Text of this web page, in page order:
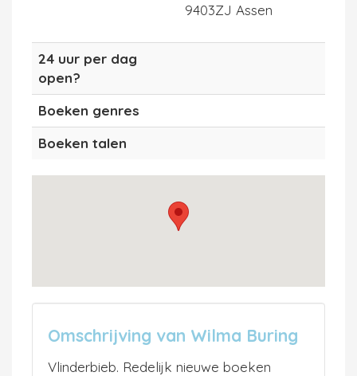
9403ZJ Assen
24 uur per dag
open?
Boeken genres
Boeken talen
Omschrijving van Wilma Buring
Vlinderbieb. Redelijk nieuwe boeken